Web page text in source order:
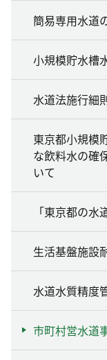
簡易専用水道
小規模貯水槽
水道法施行細
東京都小規模
な飲料水の確
いて
「東京都の水
生活基盤施設
水道水質精度
市町村営水道